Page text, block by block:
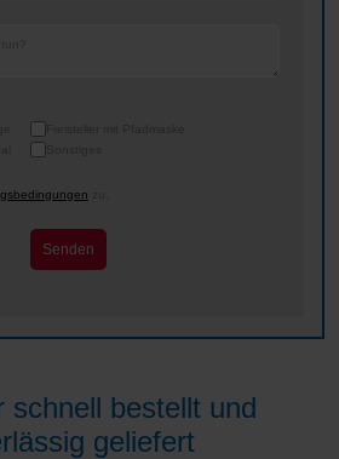
Senden
schnell bestellt und
geliefert